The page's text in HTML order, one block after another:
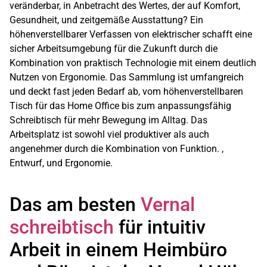
veränderbar, in Anbetracht des Wertes, der auf Komfort,
Gesundheit, und zeitgemäße Ausstattung? Ein
höhenverstellbarer Verfassen von elektrischer schafft eine
sicher Arbeitsumgebung für die Zukunft durch die
Kombination von praktisch Technologie mit einem deutlich
Nutzen von Ergonomie. Das Sammlung ist umfangreich
und deckt fast jeden Bedarf ab, vom höhenverstellbaren
Tisch für das Home Office bis zum anpassungsfähig
Schreibtisch für mehr Bewegung im Alltag. Das
Arbeitsplatz ist sowohl viel produktiver als auch
angenehmer durch die Kombination von Funktion. ,
Entwurf, und Ergonomie.
Das am besten Vernal
schreibtisch für intuitiv
Arbeit in einem Heimbüro